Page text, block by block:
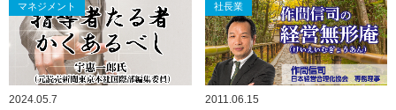
マネジメント
2024.05.7
社長業
2011.06.15